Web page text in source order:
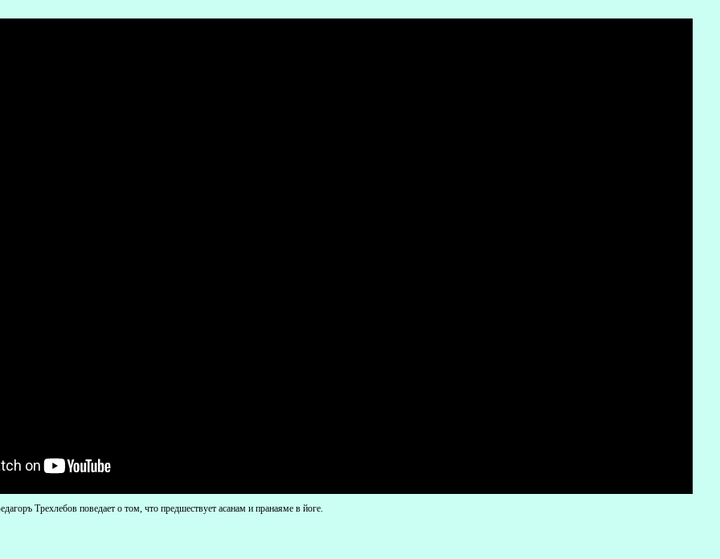
Треxлебов поведает о том, что предшествует асанам и пранаяме в йоге.